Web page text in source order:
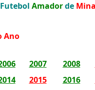
Amadorde
Ano
2007 2008
2015 2016